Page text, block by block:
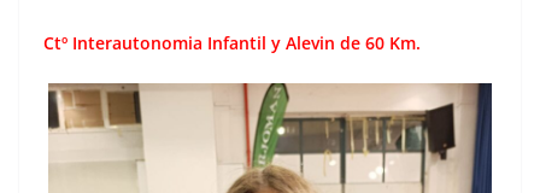
Ctº Interautonomia Infantil y Alevin de 60 Km.